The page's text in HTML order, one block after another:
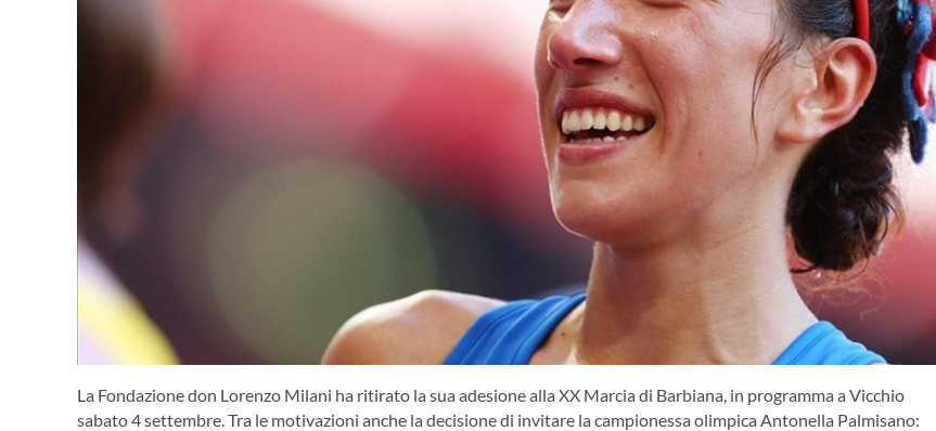
La Fondazione don Lorenzo Milani ha ritirato la sua adesione alla XX Marcia di Barbiana, in programma a Vicchio
sabato 4 settembre. Tra le motivazioni anche la decisione di invitare la campionessa olimpica Antonella Palmisano: